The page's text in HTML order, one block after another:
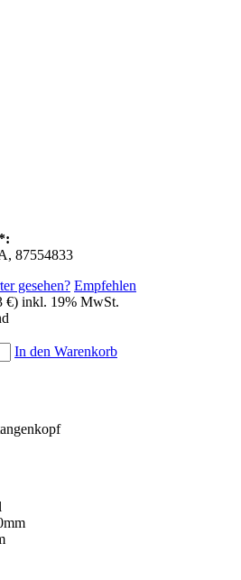
87554833
gesehen? Empfehlen
€) inkl. 19% MwSt.
In den Warenkorb